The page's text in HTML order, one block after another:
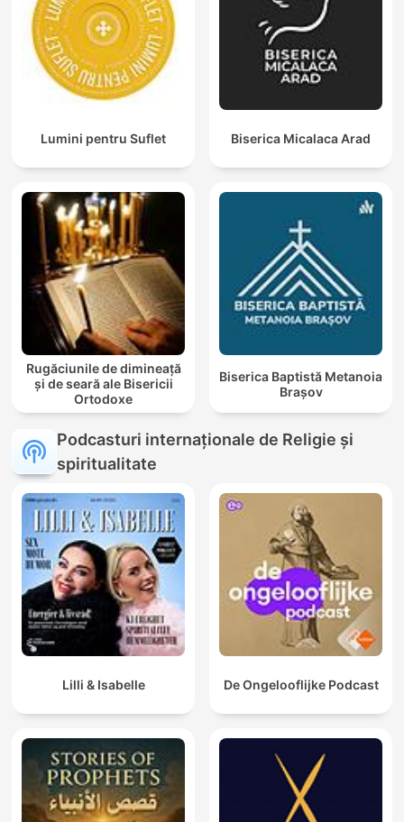
Lumini pentru Suflet Biserica Micalaca Arad
Rugăciunile de dimineață
și de seară ale Bisericii
Ortodoxe
Biserica Baptistă Metanoia
Brașov
Podcasturi internaționale de Religie și
spiritualitate
Lilli & Isabelle De Ongelooflijke Podcast